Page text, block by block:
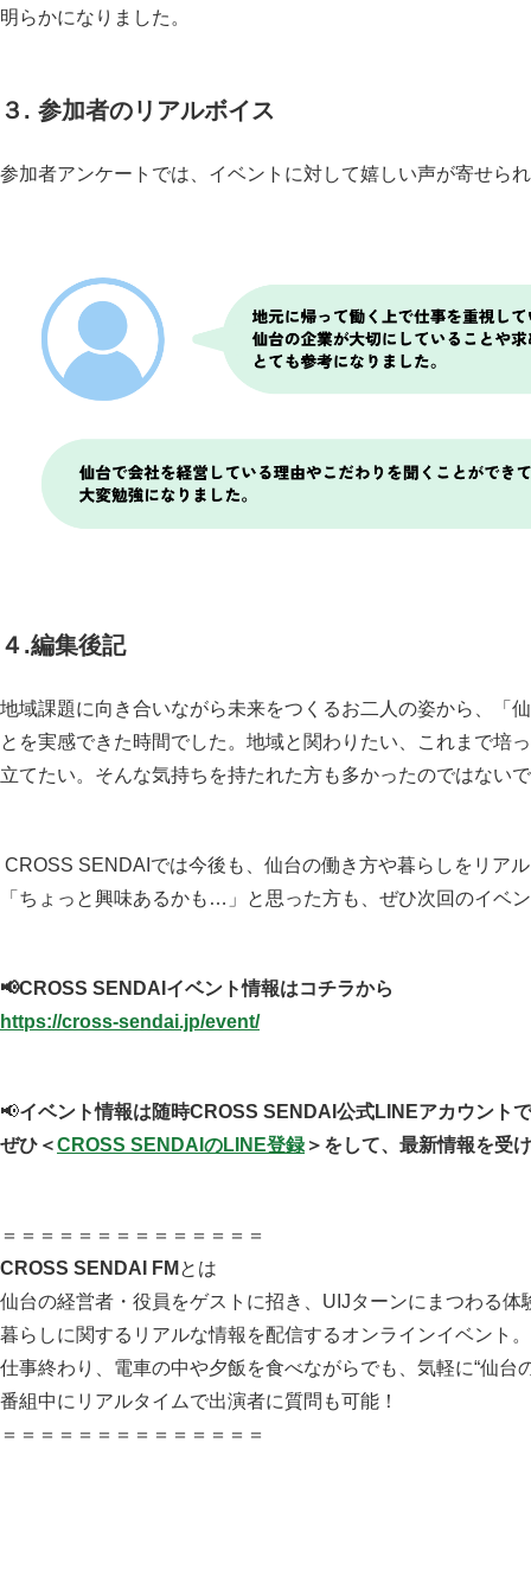
明らかになりました。
３. 参加者のリアルボイス
参加者アンケートでは、イベントに対して嬉しい声が寄せら
４.編集後記
地域課題に向き合いながら未来をつくるお二人の姿から、「
とを実感できた時間でした。地域と関わりたい、これまで培
立てたい。そんな気持ちを持たれた方も多かったのではない
CROSS SENDAIでは今後も、仙台の働き方や暮らしをリア
「ちょっと興味あるかも…」と思った方も、ぜひ次回のイベ
📢CROSS SENDAIイベント情報はコチラから
https://cross-sendai.jp/event/
📢イベント情報は随時CROSS SENDAI公式LINEアカウント
ぜひ＜CROSS SENDAIのLINE登録＞をして、最新情報を受
＝＝＝＝＝＝＝＝＝＝＝＝＝＝
CROSS SENDAI FM とは
仙台の経営者・役員をゲストに招き、UIJターンにまつわる
暮らしに関するリアルな情報を配信するオンラインイベント。
仕事終わり、電車の中や夕飯を食べながらでも、気軽に“仙台
番組中にリアルタイムで出演者に質問も可能！
＝＝＝＝＝＝＝＝＝＝＝＝＝＝